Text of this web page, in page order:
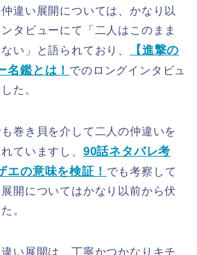
違い展開については、かなり以
タビューにて「二人はこのまま
い」と語られており、
【進撃の
名鑑とは！ でのロングインタビュ
た。
巻き貝を介して二人の仲違いを
ていますし、 90話ネタバレ考
エの意味を検証！ でも考察して
開についてはかなり以前から伏
。
い展開は、丁寧かつかなりキチ